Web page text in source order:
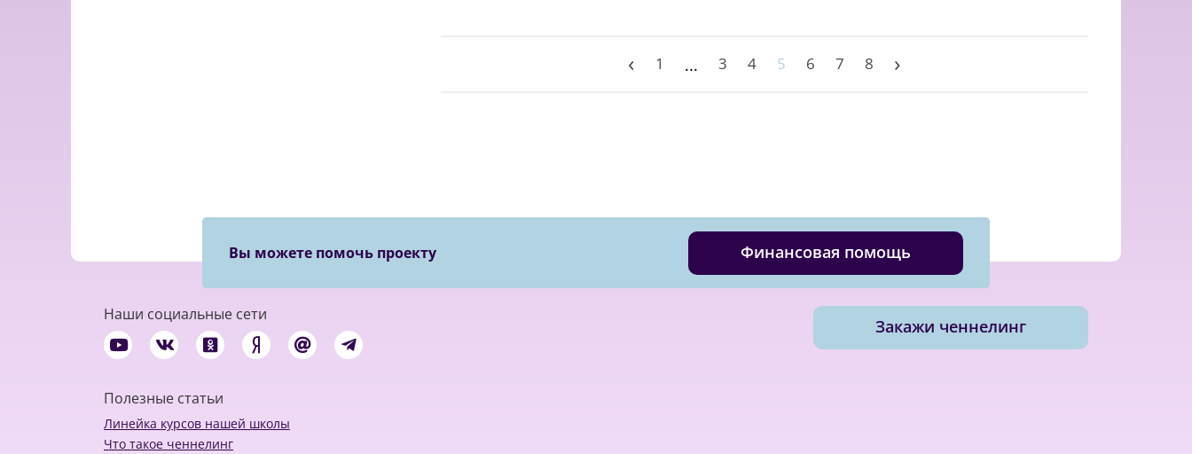
‹ 1 ... 3 4 5 6 7 8 ›
Вы можете помочь проекту Финансовая помощь
Наши социальные сети
Полезные статьи
Линейка курсов нашей школы
Что такое ченнелинг
Закажи ченнелинг